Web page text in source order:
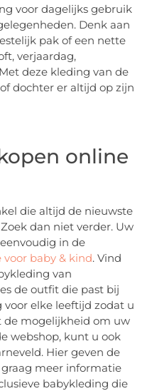
voor dagelijks gebruik
Denk aan
pak of een nette
verjaardag,
deze kleding van de
dochter er altijd op zijn
online
die altijd de nieuwste
dan niet verder. Uw
in de
baby & kind. Vind
van
de outfit die past bij
elke leeftijd zodat u
de mogelijkheid om uw
webshop, kunt u ook
Hier geven de
meer informatie
babykleding die